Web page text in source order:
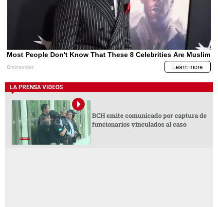
LA PRENSA VIDEOS
BCH emite comunicado por captura de
funcionarios vinculados al caso